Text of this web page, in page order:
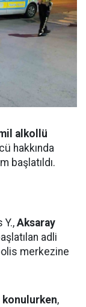
alkollü
hakkında
başlatıldı.
Y., Aksaray
adli
merkezine
konulurken,